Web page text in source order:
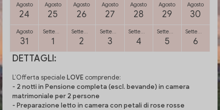
Agosto
24
Agosto
25
Agosto
26
Agosto
27
Agosto
28
Agosto
29
Agosto
30
Agosto
31
Settembre
1
Settembre
2
Settembre
3 4 5
6
DETTAGLI:
L’Offerta specialeLOVE comprende:
- 2 notti in Pensione completa (escl. bevande) in camera
matrimoniale per 2 persone
- Preparazione letto in camera con petali di rose rosse